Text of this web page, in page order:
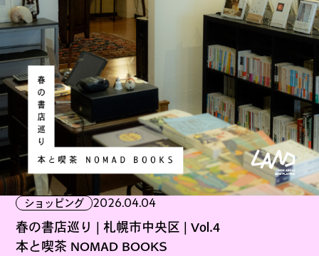
ファッション グルメ しごと
アート＆イベント ホビー
ショッピング 2026.04.04
春の書店巡り | 札幌市中央区 | Vol.4
本と喫茶 NOMAD BOOKS